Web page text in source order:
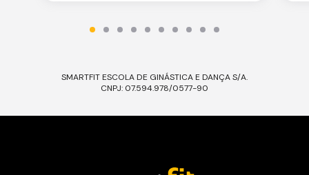
SMARTFIT ESCOLA DE GINÁSTICA E DANÇA S/A.
CNPJ: 07.594.978/0577-90